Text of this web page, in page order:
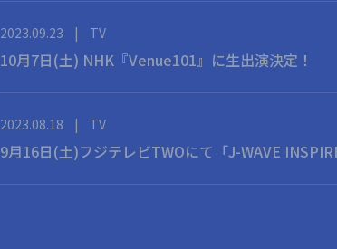
2023.09.23 | TV
10月7日(土) NHK『Venue101』に生出演決定！
2023.08.18 | TV
9月16日(土)フジテレビTWOにて「J-WAVE